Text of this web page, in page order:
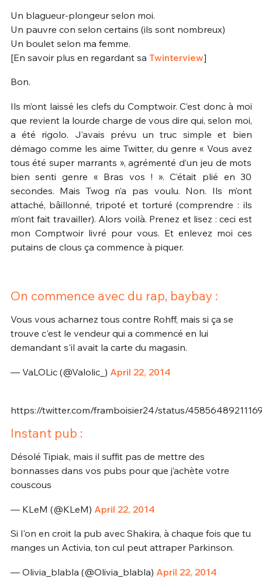
Un blagueur-plongeur selon moi.
Un pauvre con selon certains (ils sont nombreux)
Un boulet selon ma femme.
[En savoir plus en regardant sa Twinterview]
Bon.
Ils m’ont laissé les clefs du Comptwoir. C’est donc à moi
que revient la lourde charge de vous dire qui, selon moi,
a été rigolo. J’avais prévu un truc simple et bien
démago comme les aime Twitter, du genre « Vous avez
tous été super marrants », agrémenté d’un jeu de mots
bien senti genre « Bras vos ! ». C’était plié en 30
secondes. Mais Twog n’a pas voulu. Non. Ils m’ont
attaché, bâillonné, tripoté et torturé (comprendre : ils
m’ont fait travailler). Alors voilà. Prenez et lisez : ceci est
mon Comptwoir livré pour vous. Et enlevez moi ces
putains de clous ça commence à piquer.
On commence avec du rap, baybay :
Vous vous acharnez tous contre Rohff, mais si ça se
trouve c'est le vendeur qui a commencé en lui
demandant s'il avait la carte du magasin.
— VaLOLic (@Valolic_) April 22, 2014
https://twitter.com/framboisier24/status/
Instant pub :
Désolé Tipiak, mais il suffit pas de mettre des
bonnasses dans vos pubs pour que j’achète votre
couscous
— KLeM (@KLeM) April 22, 2014
Si l'on en croit la pub avec Shakira, à chaque fois que tu
manges un Activia, ton cul peut attraper Parkinson.
— Olivia_blabla (@Olivia_blabla) April 22, 2014